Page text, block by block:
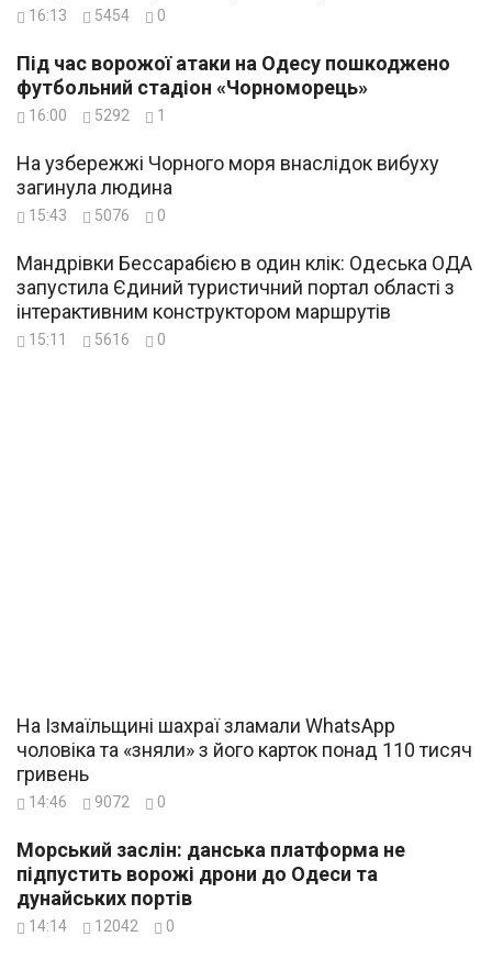
16:13 5454 0
Під час ворожої атаки на Одесу пошкоджено
футбольний стадіон «Чорноморець»
16:00 5292 1
На узбережжі Чорного моря внаслідок вибуху
загинула людина
15:43 5076 0
Мандрівки Бессарабією в один клік: Одеська ОДА
запустила Єдиний туристичний портал області з
інтерактивним конструктором маршрутів
15:11 5616 0
На Ізмаїльщині шахраї зламали WhatsApp
чоловіка та «зняли» з його карток понад 110 тисяч
гривень
14:46 9072 0
Морський заслін: данська платформа не
підпустить ворожі дрони до Одеси та
дунайських портів
14:14 12042 0